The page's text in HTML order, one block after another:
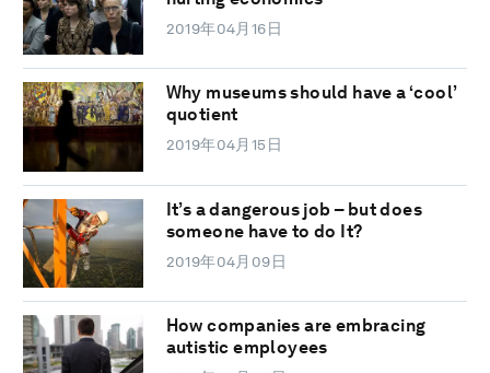
2019年04月16日
Why museums should have a ‘cool’
quotient
2019年04月15日
It’s a dangerous job – but does
someone have to do It?
2019年04月09日
How companies are embracing
autistic employees